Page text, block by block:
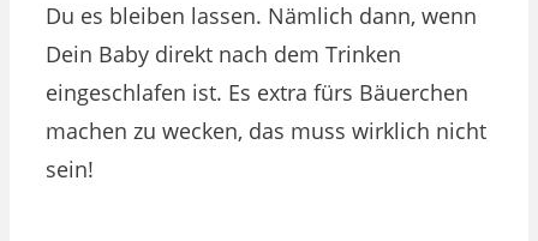
Du es bleiben lassen. Nämlich dann, wenn
Dein Baby direkt nach dem Trinken
eingeschlafen ist. Es extra fürs Bäuerchen
machen zu wecken, das muss wirklich nicht
sein!